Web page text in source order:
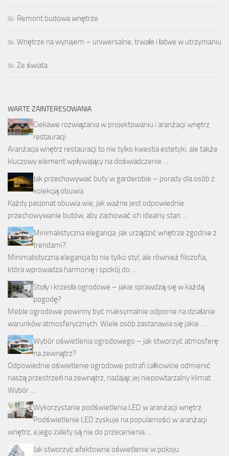
Remont budowa wnętrze
Wnętrze na wynajem – uniwersalne, trwałe i łatwe w utrzymaniu
Ze świata
WARTE ZAINTERESOWANIA
Ciekawe rozwiązania w projektowaniu i aranżacji wnętrz
restauracji
Aranżacja wnętrz restauracji to nie tylko kwestia estetyki, ale także
kluczowy element wpływający na doświadczenie …
Jak przechowywać buty w garderobie – porady dla osób z
kolekcją obuwia
Każdy pasjonat obuwia wie, jak ważne jest odpowiednie
przechowywanie butów, aby zachować ich idealny stan …
Minimalistyczna elegancja: jak urządzić wnętrze zgodnie z
trendami?
Minimalistyczna elegancja to nie tylko styl, ale również filozofia,
która wprowadza harmonię i spokój do …
Stoły i krzesła ogrodowe – jakie sprawdzą się w każdą
pogodę?
Meble ogrodowe powinny być maksymalnie odporne na działanie
warunków atmosferycznych. Wiele osób zastanawia się jakie …
Wybór oświetlenia ogrodowego – jak stworzyć atmosferę
na zewnątrz?
Odpowiednie oświetlenie ogrodowe potrafi całkowicie odmienić
naszą przestrzeń na zewnątrz, nadając jej niepowtarzalny klimat.
Wybór …
Wykorzystanie podświetlenia LED w aranżacji wnętrz
Podświetlenie LED zyskuje na popularności w aranżacji
wnętrz, a jego zalety są nie do przecenienia. …
Jak stworzyć efektowne oświetlenie w pokoju